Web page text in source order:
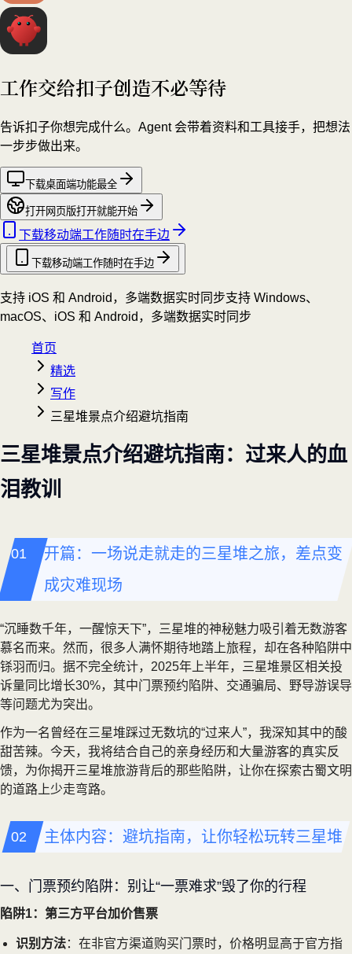
工作交给扣子创造不必等待
告诉扣子你想完成什么。Agent 会带着资料和工具接手，把想法
一步步做出来。
下载桌面端功能最全
打开网页版打开就能开始
下载移动端工作随时在手边
下载移动端工作随时在手边
支持 iOS 和 Android，多端数据实时同步支持 Windows、
macOS、iOS 和 Android，多端数据实时同步
首页
精选
写作
三星堆景点介绍避坑指南
三星堆景点介绍避坑指南：过来人的血
泪教训
开篇：一场说走就走的三星堆之旅，差点变
成灾难现场
“沉睡数千年，一醒惊天下”，三星堆的神秘魅力吸引着无数游客
慕名而来。然而，很多人满怀期待地踏上旅程，却在各种陷阱中
铩羽而归。据不完全统计，2025年上半年，三星堆景区相关投
诉量同比增长30%，其中门票预约陷阱、交通骗局、野导游误导
等问题尤为突出。
作为一名曾经在三星堆踩过无数坑的“过来人”，我深知其中的酸
甜苦辣。今天，我将结合自己的亲身经历和大量游客的真实反
馈，为你揭开三星堆旅游背后的那些陷阱，让你在探索古蜀文明
的道路上少走弯路。
主体内容：避坑指南，让你轻松玩转三星堆
一、门票预约陷阱：别让“一票难求”毁了你的行程
陷阱1：第三方平台加价售票
识别方法：在非官方渠道购买门票时，价格明显高于官方指